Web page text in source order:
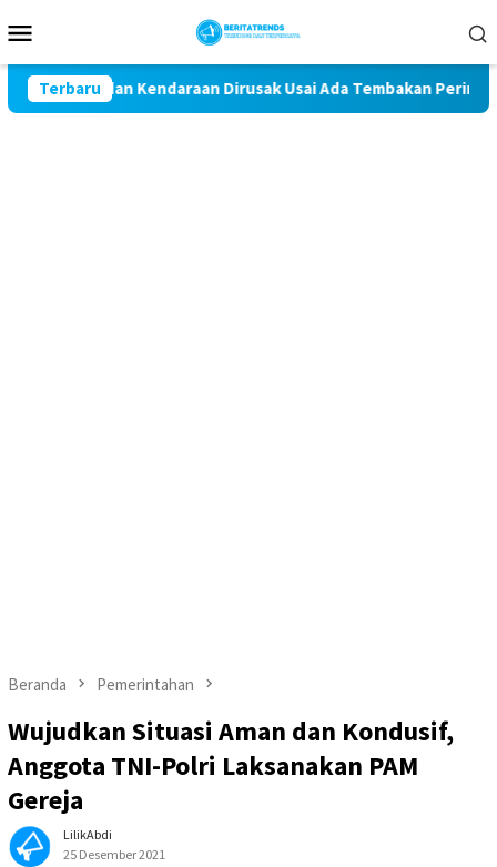
ke
Mobile
Terbaru
dan Kendaraan Dirusak Usai Ada Tembakan Peringatan
Beranda Pemerintahan
Wujudkan Situasi Aman dan Kondusif,
Anggota TNI-Polri Laksanakan PAM
Gereja
LilikAbdi
25 Desember 2021